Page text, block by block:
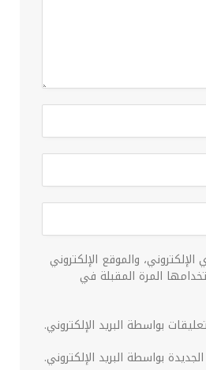
والموقع الإلكتروني
المرة المقبلة في
بواسطة البريد الإلكتروني.
بواسطة البريد الإلكتروني.